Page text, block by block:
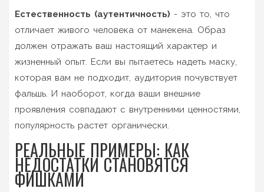
Естественность (аутентичность) - это то, что
отличает живого человека от манекена. Образ
должен отражать ваш настоящий характер и
жизненный опыт. Если вы пытаетесь надеть маску,
которая вам не подходит, аудитория почувствует
фальшь. И наоборот, когда ваши внешние
проявления совпадают с внутренними ценностями,
популярность растет органически.
РЕАЛЬНЫЕ ПРИМЕРЫ: КАК
НЕДОСТАТКИ СТАНОВЯТСЯ
ФИШКАМИ